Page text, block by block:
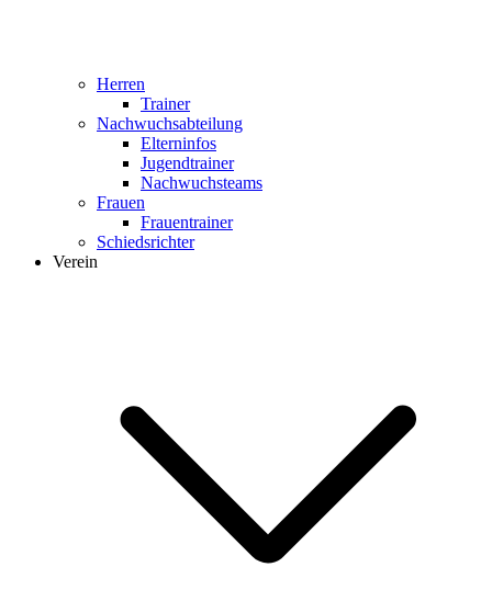
Herren
Trainer
Nachwuchsabteilung
Elterninfos
Jugendtrainer
Nachwuchsteams
Frauen
Frauentrainer
Schiedsrichter
Verein